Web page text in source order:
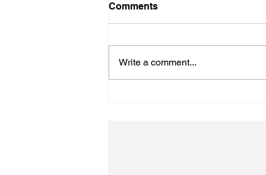
初詣
Comments
Write a comment...